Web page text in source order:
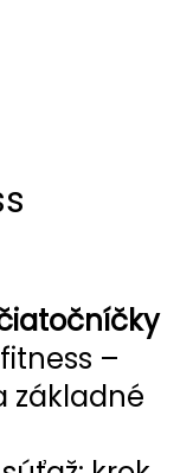
–
základné